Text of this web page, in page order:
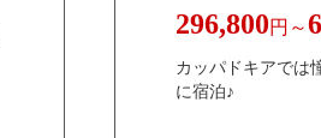
296,800円～
カッパドキアでは
に宿泊♪